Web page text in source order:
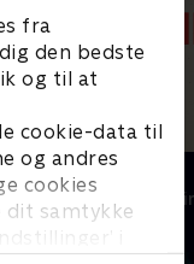
fra
den bedste
og til at
cookie-data til
og andres
cookies
dit samtykke
i
Hamilton
Krimi &